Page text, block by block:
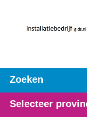
Zoeken
Selecteer